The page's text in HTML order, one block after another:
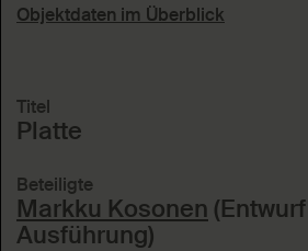
Objektdaten im Überblick
Titel
Platte
Beteiligte
Markku Kosonen
Ausführung)